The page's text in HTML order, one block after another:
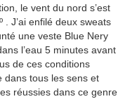
le vent du nord s’est
J’ai enfilé deux sweats
une veste Blue Nery
l’eau 5 minutes avant
de ces conditions
dans tous les sens et
réussies dans ce genre